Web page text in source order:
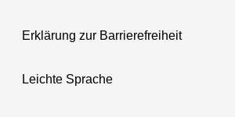
Erklärung zur Barrierefreiheit
Leichte Sprache